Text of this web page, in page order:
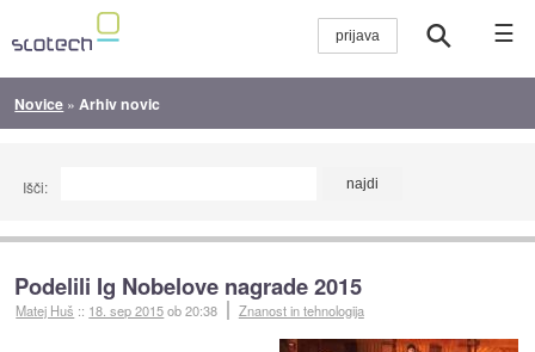
☰
Novice » Arhiv novic
Išči:
Podelili Ig Nobelove nagrade 2015
Matej Huš :: 18. sep 2015ob 20:38 Znanost in tehnologija